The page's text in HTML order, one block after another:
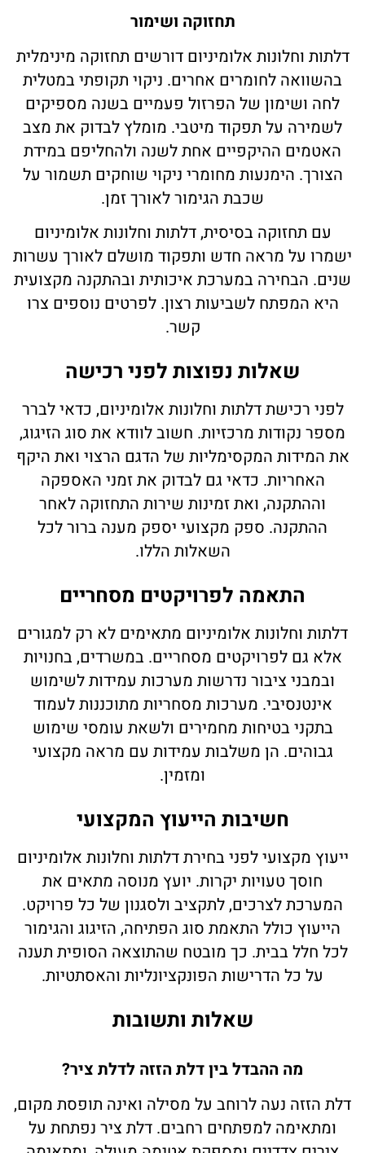
תחזוקה ושימור
דלתות וחלונות אלומיניום דורשים תחזוקה מינימלית
בהשוואה לחומרים אחרים. ניקוי תקופתי במטלית
לחה ושימון של הפרזול פעמיים בשנה מספיקים
לשמירה על תפקוד מיטבי. מומלץ לבדוק את מצב
האטמים ההיקפיים אחת לשנה ולהחליפם במידת
הצורך. הימנעות מחומרי ניקוי שוחקים תשמור על
שכבת הגימור לאורך זמן.
עם תחזוקה בסיסית, דלתות וחלונות אלומיניום
ישמרו על מראה חדש ותפקוד מושלם לאורך עשרות
שנים. הבחירה במערכת איכותית ובהתקנה מקצועית
היא המפתח לשביעות רצון. לפרטים נוספים צרו
קשר.
שאלות נפוצות לפני רכישה
לפני רכישת דלתות וחלונות אלומיניום, כדאי לברר
מספר נקודות מרכזיות. חשוב לוודא את סוג הזיגוג,
את המידות המקסימליות של הדגם הרצוי ואת היקף
האחריות. כדאי גם לבדוק את זמני האספקה
וההתקנה, ואת זמינות שירות התחזוקה לאחר
ההתקנה. ספק מקצועי יספק מענה ברור לכל
השאלות הללו.
התאמה לפרויקטים מסחריים
דלתות וחלונות אלומיניום מתאימים לא רק למגורים
אלא גם לפרויקטים מסחריים. במשרדים, בחנויות
ובמבני ציבור נדרשות מערכות עמידות לשימוש
אינטנסיבי. מערכות מסחריות מתוכננות לעמוד
בתקני בטיחות מחמירים ולשאת עומסי שימוש
גבוהים. הן משלבות עמידות עם מראה מקצועי
ומזמין.
חשיבות הייעוץ המקצועי
ייעוץ מקצועי לפני בחירת דלתות וחלונות אלומיניום
חוסך טעויות יקרות. יועץ מנוסה מתאים את
המערכת לצרכים, לתקציב ולסגנון של כל פרויקט.
הייעוץ כולל התאמת סוג הפתיחה, הזיגוג והגימור
לכל חלל בבית. כך מובטח שהתוצאה הסופית תענה
על כל הדרישות הפונקציונליות והאסתטיות.
שאלות ותשובות
מה ההבדל בין דלת הזזה לדלת ציר?
דלת הזזה נעה לרוחב על מסילה ואינה תופסת מקום,
ומתאימה למפתחים רחבים. דלת ציר נפתחת על